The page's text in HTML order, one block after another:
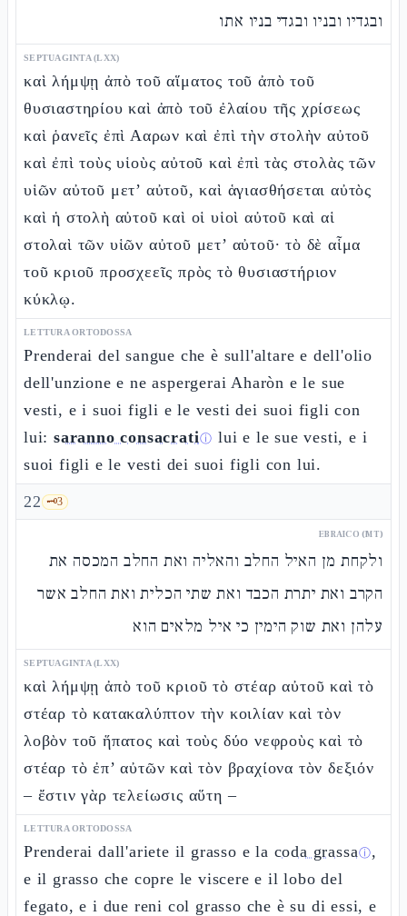
ובגדיו ובניו ובגדי בניו אתו
SEPTUAGINTA (LXX)
καὶ λήμψῃ ἀπὸ τοῦ αἵματος τοῦ ἀπὸ τοῦ
θυσιαστηρίου καὶ ἀπὸ τοῦ ἐλαίου τῆς χρίσεως
καὶ ῥανεῖς ἐπὶ Ααρων καὶ ἐπὶ τὴν στολὴν αὐτοῦ
καὶ ἐπὶ τοὺς υἱοὺς αὐτοῦ καὶ ἐπὶ τὰς στολὰς τῶν
υἱῶν αὐτοῦ μετ’ αὐτοῦ, καὶ ἁγιασθήσεται αὐτὸς
καὶ ἡ στολὴ αὐτοῦ καὶ οἱ υἱοὶ αὐτοῦ καὶ αἱ
στολαὶ τῶν υἱῶν αὐτοῦ μετ’ αὐτοῦ· τὸ δὲ αἷμα
τοῦ κριοῦ προσχεεῖς πρὸς τὸ θυσιαστήριον
κύκλῳ.
LETTURA ORTODOSSA
Prenderai del sangue che è sull'altare e dell'olio
dell'unzione e ne aspergerai Aharòn e le sue
vesti, e i suoi figli e le vesti dei suoi figli con
lui: saranno consacratiⓘ lui e le sue vesti, e i
suoi figli e le vesti dei suoi figli con lui.
22 🗝️3
EBRAICO (MT)
ולקחת מן האיל החלב והאליה ואת החלב המכסה את
הקרב ואת יתרת הכבד ואת שתי הכלית ואת החלב אשר
עלהן ואת שוק הימין כי איל מלאים הוא
SEPTUAGINTA (LXX)
καὶ λήμψῃ ἀπὸ τοῦ κριοῦ τὸ στέαρ αὐτοῦ καὶ τὸ
στέαρ τὸ κατακαλύπτον τὴν κοιλίαν καὶ τὸν
λοβὸν τοῦ ἥπατος καὶ τοὺς δύο νεφροὺς καὶ τὸ
στέαρ τὸ ἐπ’ αὐτῶν καὶ τὸν βραχίονα τὸν δεξιόν
– ἔστιν γὰρ τελείωσις αὕτη –
LETTURA ORTODOSSA
Prenderai dall'ariete il grasso e la coda grassaⓘ,
e il grasso che copre le viscere e il lobo del
fegato, e i due reni col grasso che è su di essi, e